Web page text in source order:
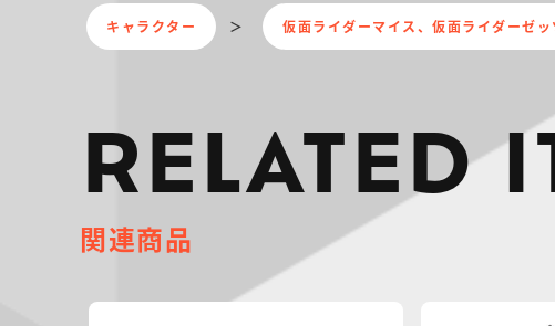
キャラクター 仮面ライダーマイス、仮面ライダーゼ
RELATED
関連商品